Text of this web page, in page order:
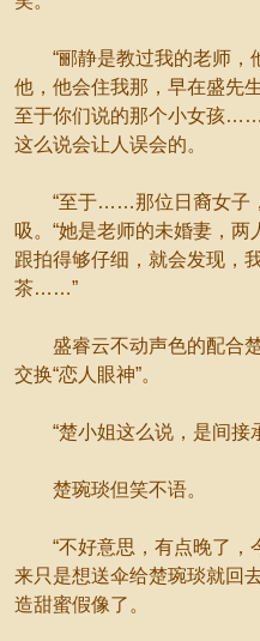
“郦静是教过我的老师，
他，他会住我那，早在盛先
至于你们说的那个小女孩
这么说会让人误会的。
“至于……那位日裔女子
吸。“她是老师的未婚妻，
跟拍得够仔细，就会发现，
茶……”
盛睿云不动声色的配合楚
交换“恋人眼神”。
“楚小姐这么说，是间接
楚琬琰但笑不语。
“不好意思，有点晚了，
来只是想送伞给楚琬琰就回
造甜蜜假像了。